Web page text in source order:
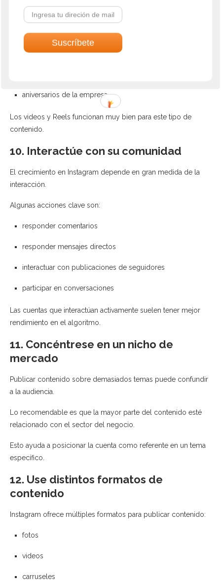
Ejemplos de contenido:
lanzamientos de productos
eventos
aniversarios de la empresa
Los videos y Reels funcionan muy bien para este tipo de
contenido.
10. Interactúe con su comunidad
El crecimiento en Instagram depende en gran medida de la
interacción.
Algunas acciones clave son:
responder comentarios
responder mensajes directos
interactuar con publicaciones de seguidores
participar en conversaciones
Las cuentas que interactúan activamente suelen tener mejor
rendimiento en el algoritmo.
11. Concéntrese en un nicho de
mercado
Publicar contenido sobre demasiados temas puede confundir
a la audiencia.
Lo recomendable es que la mayor parte del contenido esté
relacionado con el sector del negocio.
Esto ayuda a posicionar la cuenta como referente en un tema
específico.
12. Use distintos formatos de
contenido
Instagram ofrece múltiples formatos para publicar contenido:
fotos
videos
carruseles